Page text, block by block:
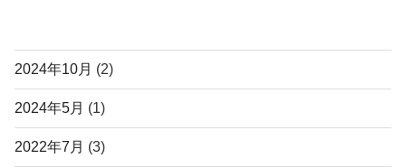
o
k
2024年10月 (2)
2024年5月 (1)
2022年7月 (3)